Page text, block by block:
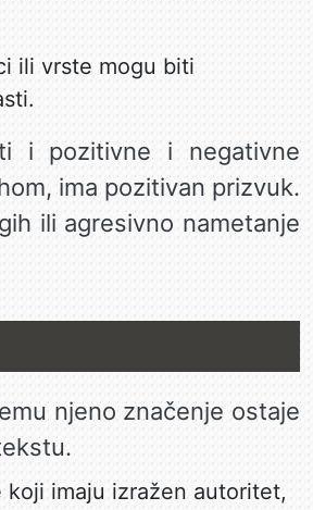
ili vrste mogu biti
i pozitivne i negativne
ima pozitivan prizvuk.
ili agresivno nametanje
njeno značenje ostaje
imaju izražen autoritet,